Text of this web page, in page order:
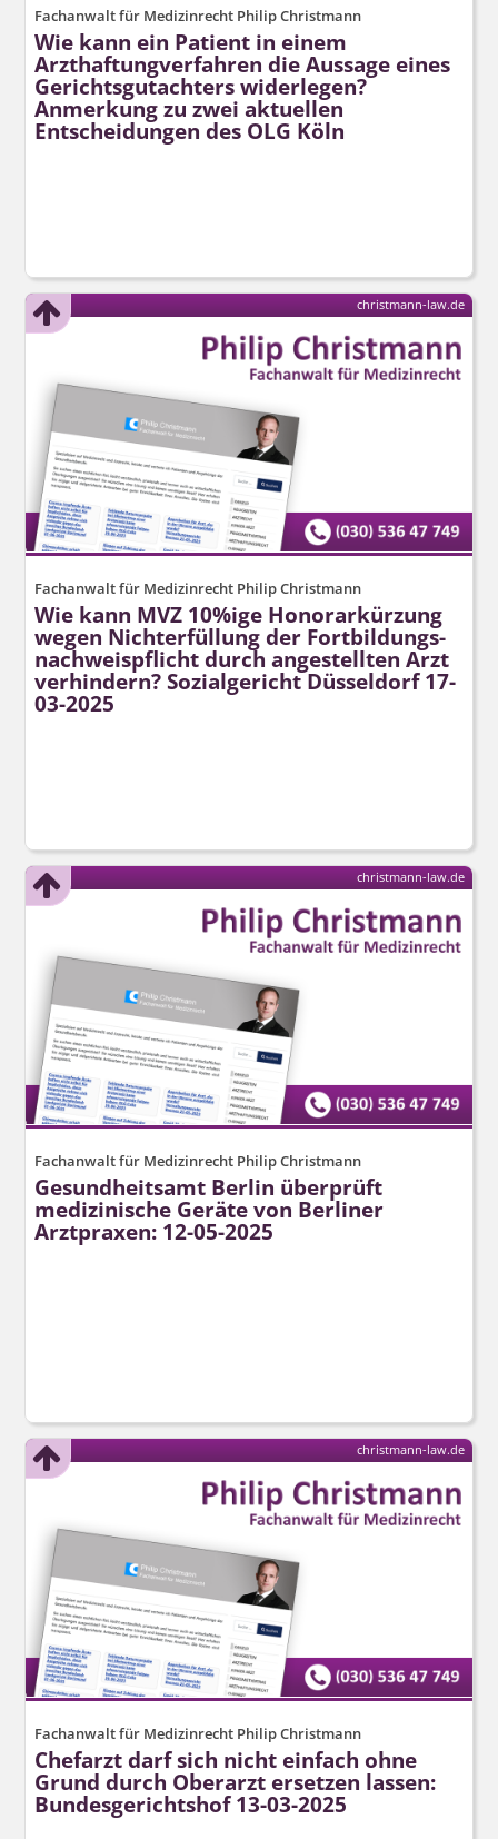
Fachanwalt für Medizinrecht Philip Christmann
Wie kann ein Patient in einem
Arzthaftung­verfahren die Aussage eines
Gerichtsgutachters widerlegen?
Anmerkung zu zwei aktuellen
Entscheidungen des OLG Köln
Fachanwalt für Medizinrecht Philip Christmann
Wie kann MVZ 10%ige Honorarkürzung
wegen Nichterfüllung der Fortbildungs­
nachweispflicht durch angestellten Arzt
verhindern? Sozialgericht Düsseldorf 17-
03-2025
christmann-law.de
Fachanwalt für Medizinrecht Philip Christmann
Gesundheitsamt Berlin überprüft
medizinische Geräte von Berliner
Arztpraxen: 12-05-2025
christmann-law.de
Fachanwalt für Medizinrecht Philip Christmann
Chefarzt darf sich nicht einfach ohne
Grund durch Oberarzt ersetzen lassen:
Bundesgerichtshof 13-03-2025
christmann-law.de